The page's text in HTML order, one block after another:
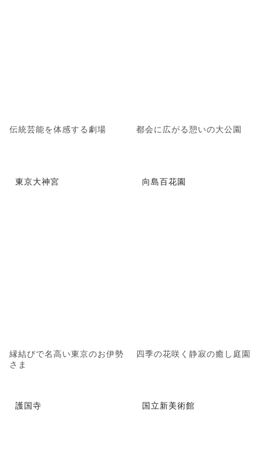
伝統芸能を体感する劇場 都会に広がる憩いの大公園
東京大神宮
縁結びで名高い東京のお伊勢
さま
向島百花園
四季の花咲く静寂の癒し庭園
護国寺 国立新美術館